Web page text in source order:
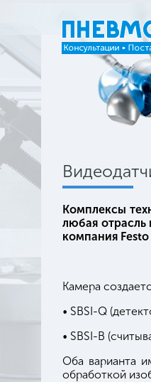
Комплексы
любая отрасль
компания
Камера
• SBSI-Q
• SBSI-B
Оба варианта
обработкой